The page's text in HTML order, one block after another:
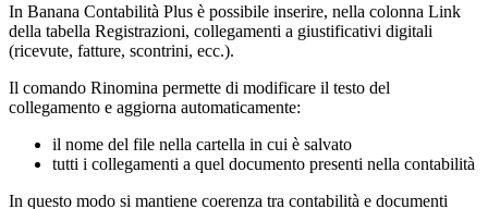
In Banana Contabilità Plus è possibile inserire, nella colonna Link
della tabella Registrazioni, collegamenti a giustificativi digitali
(ricevute, fatture, scontrini, ecc.).
Il comando Rinomina permette di modificare il testo del
collegamento e aggiorna automaticamente:
il nome del file nella cartella in cui è salvato
tutti i collegamenti a quel documento presenti nella contabilità
In questo modo si mantiene coerenza tra contabilità e documenti